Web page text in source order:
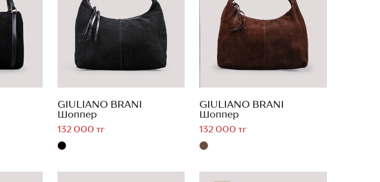
GIULIANO BRANI
Шоппер
132 000 тг
GIULIANO BRANI
Шоппер
132 000 тг